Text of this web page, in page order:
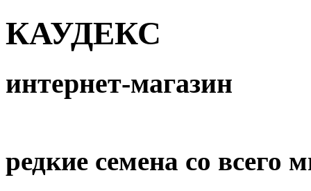
КАУДЕКС
интернет-магазин
редкие семена со всего